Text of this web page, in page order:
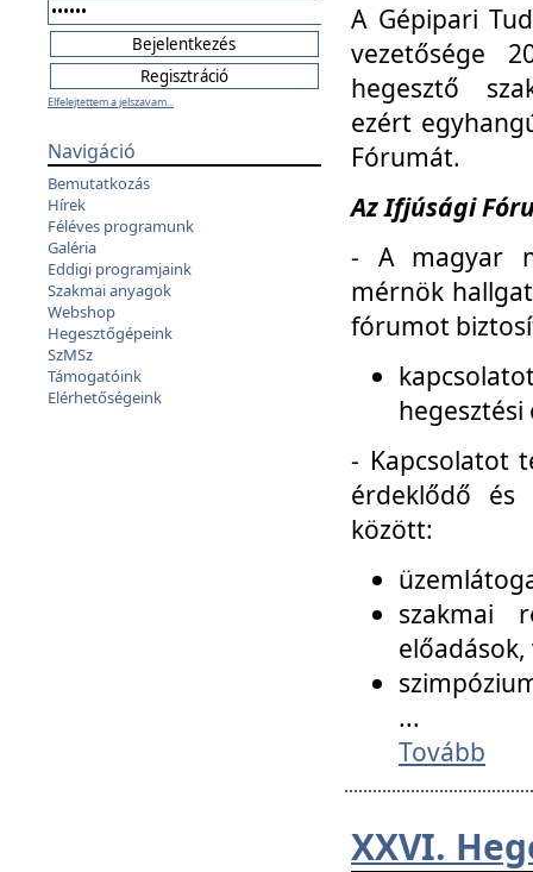
Elfelejtettem a jelszavam...
Navigáció
Bemutatkozás
Hírek
Féléves programunk
Galéria
Eddigi programjaink
Szakmai anyagok
Webshop
Hegesztőgépeink
SzMSz
Támogatóink
Elérhetőségeink
A Gépipari
vezetősége
hegesztő
ezért
Fórumát.
Az Ifjúsági
- A magyar
mérnök
fórumot
- Kapcsolatot
érdeklődő és
között:
szakmai
...
Tovább
XXVI.